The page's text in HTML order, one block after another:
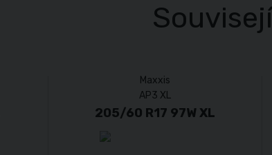
Maxxis
AP3 XL
205/60 R17 97W XL